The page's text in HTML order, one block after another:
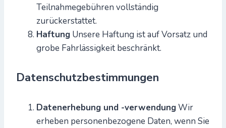
Teilnahmegebühren vollständig
zurückerstattet.
Haftung Unsere Haftung ist auf Vorsatz und
grobe Fahrlässigkeit beschränkt.
Datenschutzbestimmungen
Datenerhebung und -verwendungWir
erheben personenbezogene Daten, wenn Sie